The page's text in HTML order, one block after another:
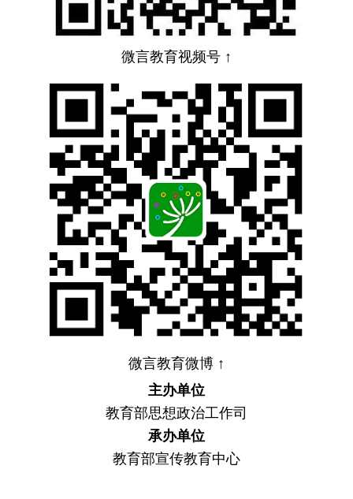
微言教育视频号 ↑
微言教育微博 ↑
主办单位
教育部思想政治工作司
承办单位
教育部宣传教育中心